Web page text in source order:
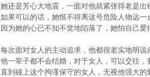
她还是芳心大地震，一面对他就紧张得老是出
如果可以的话，她恨不得离这号危险人物远一
因为她的心已不知不觉地陷落了，她怕自己
每次面对女人的主动追求，他都很老实地明说
他一辈子都不会结婚，对于女人，可以交往，
直到碰上这个拘谨保守的女人，无视他强大的